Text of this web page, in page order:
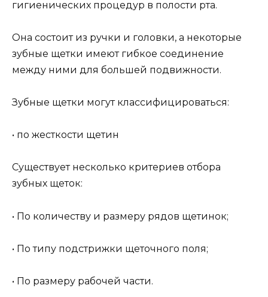
гигиенических процедур в полости рта.
Она состоит из ручки и головки, а некоторые
зубные щетки имеют гибкое соединение
между ними для большей подвижности.
Зубные щетки могут классифицироваться:
• по жесткости щетин
Существует несколько критериев отбора
зубных щеток:
• По количеству и размеру рядов щетинок;
• По типу подстрижки щеточного поля;
• По размеру рабочей части.